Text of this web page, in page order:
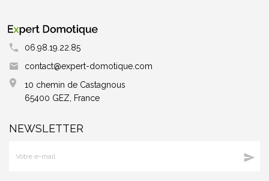
06.98.19.22.85
contact@expert-domotique.com
10 chemin de Castagnous
65400 GEZ, France
NEWSLETTER
